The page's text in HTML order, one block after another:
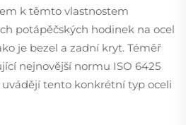
k těmto vlastnostem
potápěčských hodinek na ocel
je bezel a zadní kryt. Téměř
nejnovější normu ISO 6425
tento konkrétní typ oceli